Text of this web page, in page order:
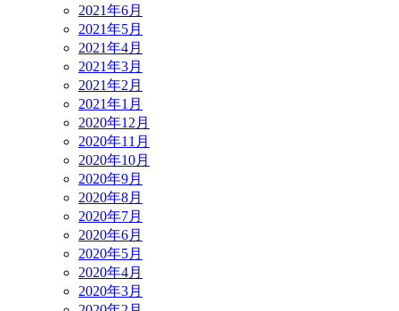
2021年6月
2021年5月
2021年4月
2021年3月
2021年2月
2021年1月
2020年12月
2020年11月
2020年10月
2020年9月
2020年8月
2020年7月
2020年6月
2020年5月
2020年4月
2020年3月